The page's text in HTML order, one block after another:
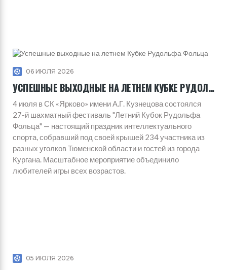
06 ИЮЛЯ 2026
УСПЕШНЫЕ ВЫХОДНЫЕ НА ЛЕТНЕМ КУБКЕ РУДОЛЬФА ФОЛЬЦА
4 июля в СК «Ярково» имени А.Г. Кузнецова состоялся
27-й шахматный фестиваль "Летний Кубок Рудольфа
Фольца" — настоящий праздник интеллектуального
спорта, собравший под своей крышей 234 участника из
разных уголков Тюменской области и гостей из города
Кургана. Масштабное мероприятие объединило
любителей игры всех возрастов.
05 ИЮЛЯ 2026